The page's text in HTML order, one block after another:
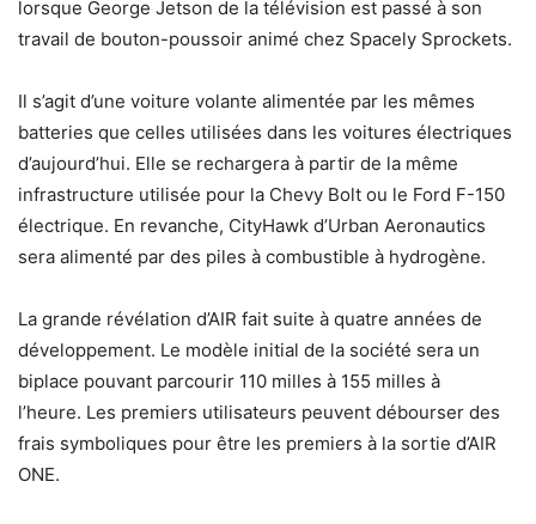
lorsque George Jetson de la télévision est passé à son
travail de bouton-poussoir animé chez Spacely Sprockets.
Il s’agit d’une voiture volante alimentée par les mêmes
batteries que celles utilisées dans les voitures électriques
d’aujourd’hui. Elle se rechargera à partir de la même
infrastructure utilisée pour la Chevy Bolt ou le Ford F-150
électrique. En revanche, CityHawk d’Urban Aeronautics
sera alimenté par des piles à combustible à hydrogène.
La grande révélation d’AIR fait suite à quatre années de
développement. Le modèle initial de la société sera un
biplace pouvant parcourir 110 milles à 155 milles à
l’heure. Les premiers utilisateurs peuvent débourser des
frais symboliques pour être les premiers à la sortie d’AIR
ONE.